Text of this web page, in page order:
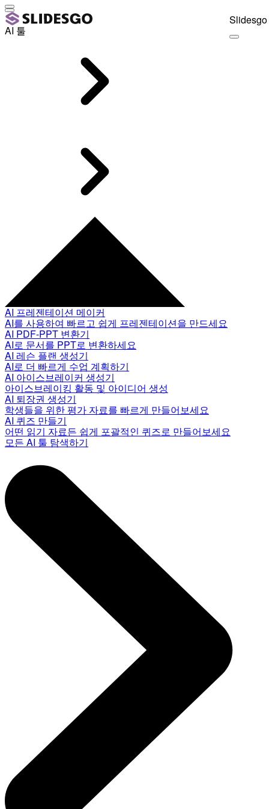
AI 툴
AI 프레젠테이션 메이커
AI를 사용하여 빠르고 쉽게 프레젠테이션을 만드세요
AI PDF-PPT 변환기
AI로 문서를 PPT로 변환하세요
AI 레슨 플랜 생성기
AI로 더 빠르게 수업 계획하기
AI 아이스브레이커 생성기
아이스브레이킹 활동 및 아이디어 생성
AI 퇴장권 생성기
학생들을 위한 평가 자료를 빠르게 만들어보세요
AI 퀴즈 만들기
어떤 읽기 자료든 쉽게 포괄적인 퀴즈로 만들어보세요
모든 AI 툴 탐색하기